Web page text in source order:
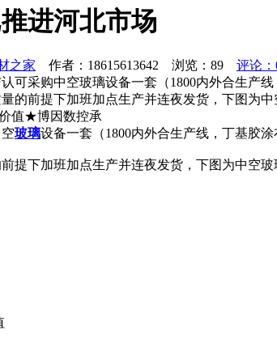
进河北市场
之家 作者：18615613642 浏览： 89
评论：
可采购中空玻璃设备一套（1800内外合生产
的前提下加班加点生产并连夜发货，下图
值★博因数控承
玻璃设备一套（1800内外合生产线，丁基胶
提下加班加点生产并连夜发货，下图为中空